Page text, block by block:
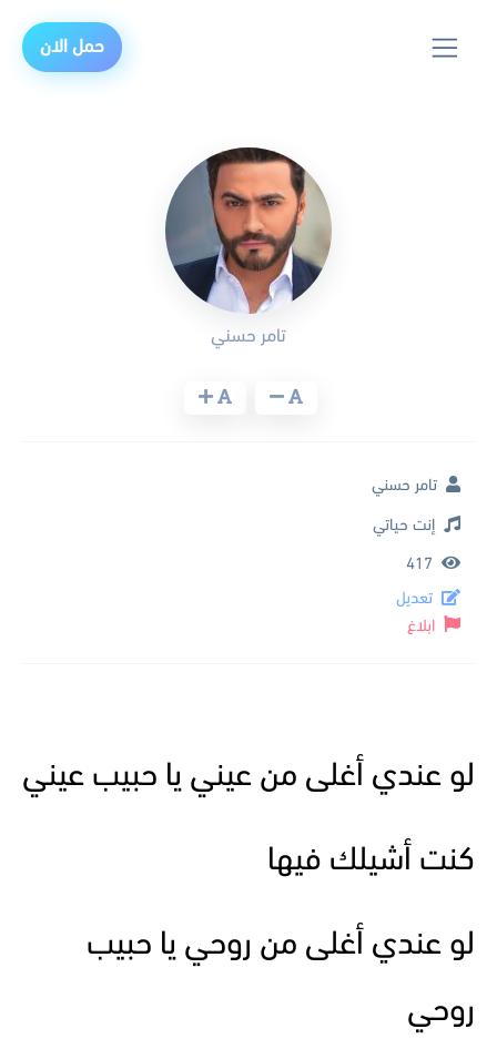
حمل الان
لو عندي أغلى من عيني يا حبيب عيني
كنت أشيلك فيها
لو عندي أغلى من روحي يا حبيب
روحي
تامر حسني
تامر حسني
إنت حياتي
417
تعديل
ابلاغ